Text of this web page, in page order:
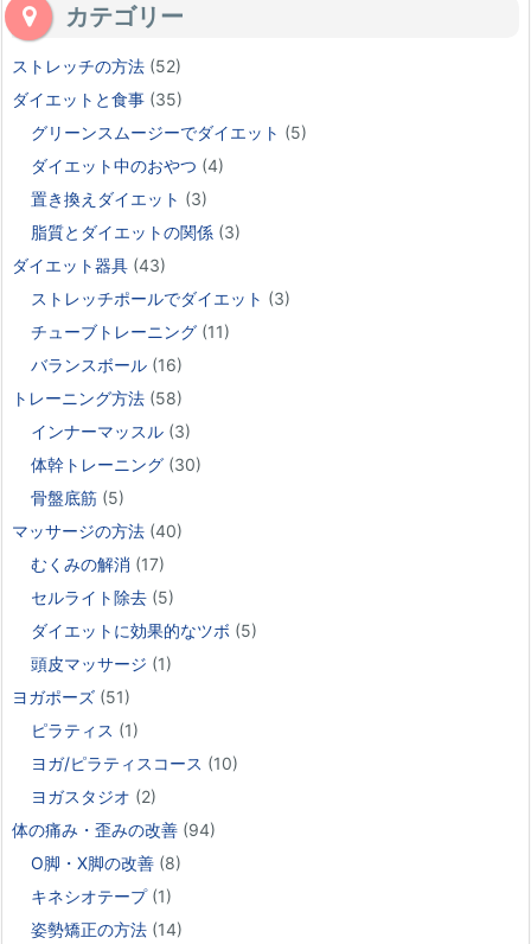
カテゴリー
ストレッチの方法 (52)
ダイエットと食事 (35)
グリーンスムージーでダイエット (5)
ダイエット中のおやつ (4)
置き換えダイエット (3)
脂質とダイエットの関係 (3)
ダイエット器具 (43)
ストレッチポールでダイエット (3)
チューブトレーニング (11)
バランスボール (16)
トレーニング方法 (58)
インナーマッスル (3)
体幹トレーニング (30)
骨盤底筋 (5)
マッサージの方法 (40)
むくみの解消 (17)
セルライト除去 (5)
ダイエットに効果的なツボ (5)
頭皮マッサージ (1)
ヨガポーズ (51)
ピラティス (1)
ヨガ/ピラティスコース (10)
ヨガスタジオ (2)
体の痛み・歪みの改善 (94)
O脚・X脚の改善 (8)
キネシオテープ(1)
姿勢矯正の方法 (14)